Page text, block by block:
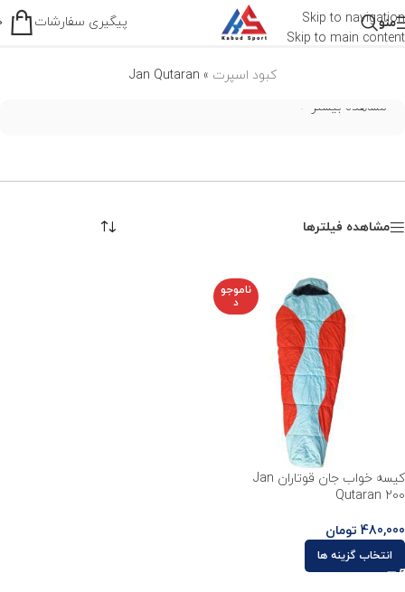
Skip to navigation
Skip to main content
منو پیگیری سفارشاتJan Qutaran
کبود اسپرت »
Jan Qutaran
مشاهده بیشتر
مشاهده فیلترها
ناموجو
د
کیسه خواب جان قوتاران Jan
Qutaran 200
480,000 تومان
انتخاب گزینه ها